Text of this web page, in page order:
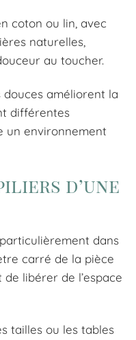
coton ou lin, avec
naturelles,
au toucher.
améliorent la
différentes
un environnement
d’une
dans
carré de la pièce
libérer de l’espace
tailles ou les tables